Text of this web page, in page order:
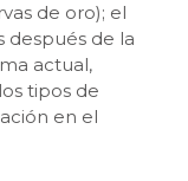
de oro); el
de la
actual,
tipos de
en el